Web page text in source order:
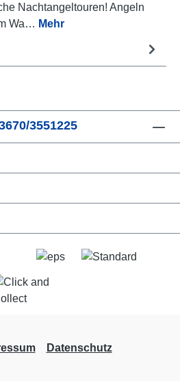
Nachtangeltouren! Angeln
Wa… Mehr
3551225
Datenschutz